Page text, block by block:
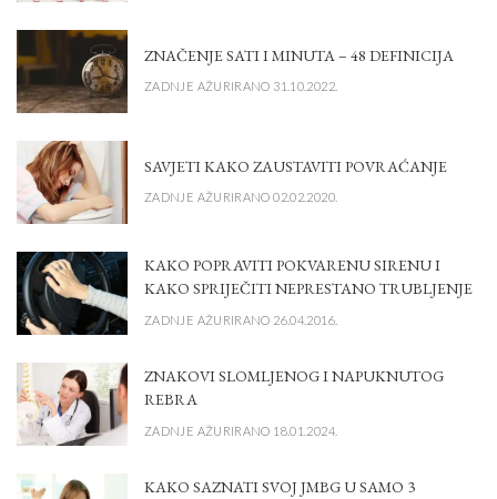
ZNAČENJE SATI I MINUTA – 48 DEFINICIJA
ZADNJE AŽURIRANO 31.10.2022.
SAVJETI KAKO ZAUSTAVITI POVRAĆANJE
ZADNJE AŽURIRANO 02.02.2020.
KAKO POPRAVITI POKVARENU SIRENU I
KAKO SPRIJEČITI NEPRESTANO TRUBLJENJE
ZADNJE AŽURIRANO 26.04.2016.
ZNAKOVI SLOMLJENOG I NAPUKNUTOG
REBRA
ZADNJE AŽURIRANO 18.01.2024.
KAKO SAZNATI SVOJ JMBG U SAMO 3